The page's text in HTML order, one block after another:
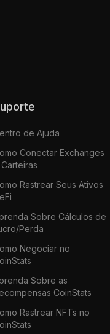
Suporte
de Ajuda
Conectar Exchanges
Rastrear Seus Ativos
Sobre Cálculos de
Perda
Negociar no
Sobre as
CoinStats
Rastrear NFTs no